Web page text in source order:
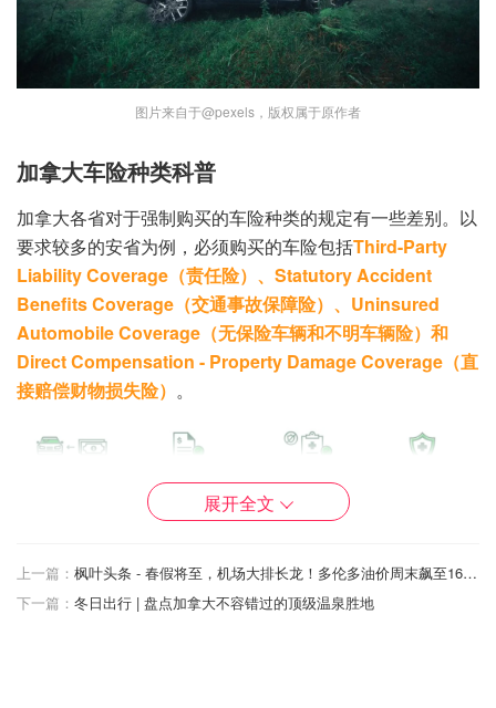
图片来自于@pexels，版权属于原作者
加拿大车险种类科普
加拿大各省对于强制购买的车险种类的规定有一些差别。以
要求较多的安省为例，必须购买的车险包括Third-Party
Liability Coverage（责任险）、Statutory Accident
Benefits Coverage（交通事故保障险）、Uninsured
Automobile Coverage（无保险车辆和不明车辆险）和
Direct Compensation - Property Damage Coverage（直
接赔偿财物损失险） 。
展开全文
上一篇：
枫叶头条 - 春假将至，机场大排长龙！多伦多油价周末飙至161.9分！加拿大机票恐暴涨！
下一篇： 冬日出行 | 盘点加拿大不容错过的顶级温泉胜地